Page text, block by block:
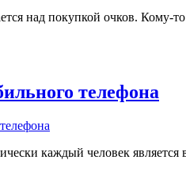
над покупкой очков. Кому-
телефона
каждый человек